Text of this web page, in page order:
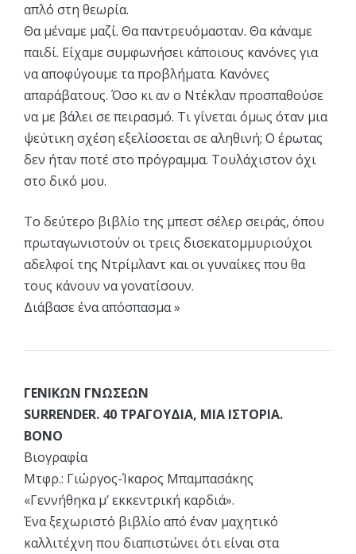
απλό στη θεωρία.
Θα μέναμε μαζί. Θα παντρευόμασταν. Θα κάναμε
παιδί. Είχαμε συμφωνήσει κάποιους κανόνες για
να αποφύγουμε τα προβλήματα. Κανόνες
απαράβατους. Όσο κι αν ο Ντέκλαν προσπαθούσε
να με βάλει σε πειρασμό. Τι γίνεται όμως όταν μια
ψεύτικη σχέση εξελίσσεται σε αληθινή; Ο έρωτας
δεν ήταν ποτέ στο πρόγραμμα. Τουλάχιστον όχι
στο δικό μου.
Το δεύτερο βιβλίο της μπεστ σέλερ σειράς, όπου
πρωταγωνιστούν οι τρεις δισεκατομμυριούχοι
αδελφοί της Ντρίμλαντ και οι γυναίκες που θα
τους κάνουν να γονατίσουν.
Διάβασε ένα απόσπασμα »
ΓΕΝΙΚΩΝ ΓΝΩΣΕΩΝ
SURRENDER. 40 ΤΡΑΓΟΥΔΙΑ, ΜΙΑ ΙΣΤΟΡΙΑ.
BONO
Βιογραφία
Μτφρ.: Γιώργος-Ίκαρος Μπαμπασάκης
«Γεννήθηκα μ’ εκκεντρική καρδιά».
Ένα ξεχωριστό βιβλίο από έναν μαχητικό
καλλιτέχνη που διαπιστώνει ότι είναι στα